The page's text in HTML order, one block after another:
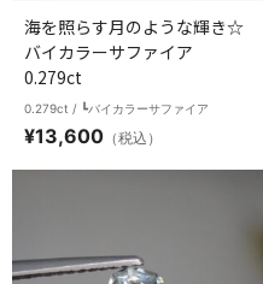
海を照らす月のような輝き☆
バイカラーサファイア
0.279ct
0.279ct / ┗バイカラーサファイア
¥13,600 （税込）